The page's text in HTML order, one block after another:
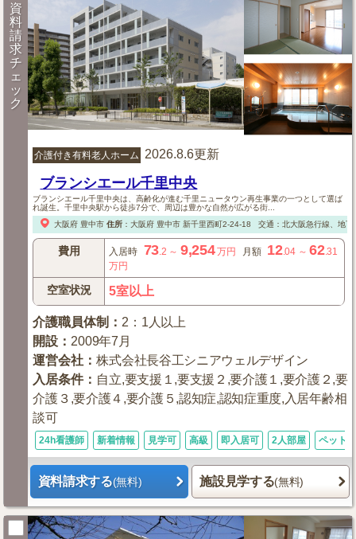
資
料
請
求
チ
ェ
ッ
ク
介護付き有料老人ホーム 2026.8.6更新
ブランシエール千里中央
ブランシエール千里中央は、高齢化が進む千里ニュータウン再生事業の一つとして選ば
れ誕生。千里中央駅から徒歩7分で、周辺は豊かな自然が広がる街...
大阪府 豊中市 住所： 大阪府 豊中市新千里西町2-24-18 交通：北大阪急行線、地
費用 入居時 73.2 ～ 9,254万円 月額 12.04～62.31
万円
空室状況 5室以上
介護職員体制 ： 2：1人以上
開設 ： 2009年7月
運営会社 ：株式会社長谷工シニアウェルデザイン
入居条件： 自立,要支援１,要支援２,要介護１,要介護２,要
介護３,要介護４,要介護５,認知症,認知症重度,入居年齢相
談可
24h看護師 新着情報 見学可 高級 即入居可 2人部屋 ペット可
資料請求する(無料) 施設見学する(無料)